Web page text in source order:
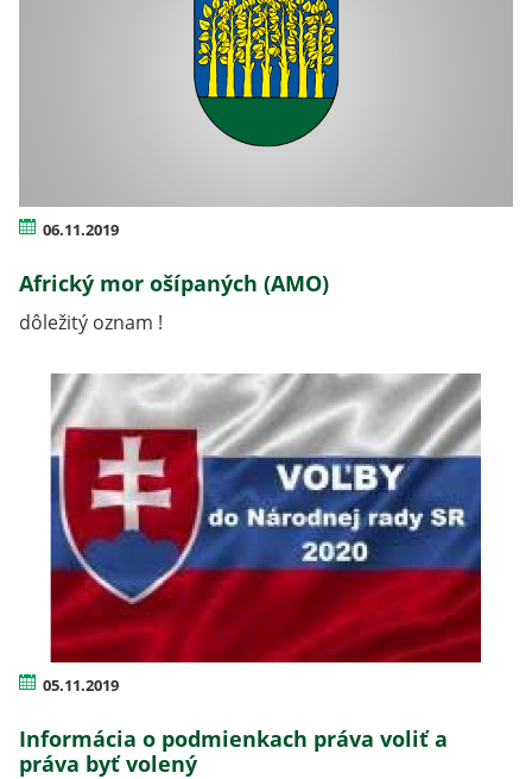
06.11.2019
Africký mor ošípaných (AMO)
dôležitý oznam !
05.11.2019
Informácia o podmienkach práva voliť a
práva byť volený